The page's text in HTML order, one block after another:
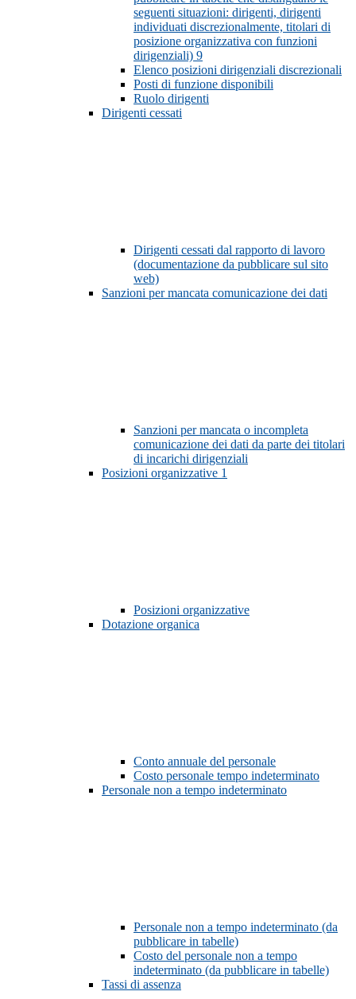
seguenti situazioni: dirigenti, dirigenti
individuati discrezionalmente, titolari di
posizione organizzativa con funzioni
dirigenziali) 9
Elenco posizioni dirigenziali discrezionali
Posti di funzione disponibili
Ruolo dirigenti
Dirigenti cessati
Dirigenti cessati dal rapporto di lavoro
(documentazione da pubblicare sul sito
web)
Sanzioni per mancata comunicazione dei dati
Sanzioni per mancata o incompleta
comunicazione dei dati da parte dei titolari
di incarichi dirigenziali
Posizioni organizzative 1
Posizioni organizzative
Dotazione organica
Conto annuale del personale
Costo personale tempo indeterminato
Personale non a tempo indeterminato
Personale non a tempo indeterminato (da
pubblicare in tabelle)
Costo del personale non a tempo
indeterminato (da pubblicare in tabelle)
Tassi di assenza